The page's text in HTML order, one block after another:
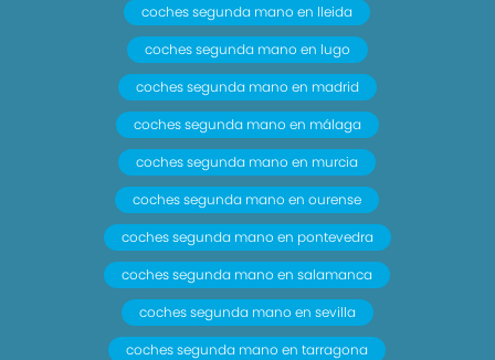
coches segunda mano en lleida
coches segunda mano en lugo
coches segunda mano en madrid
coches segunda mano en málaga
coches segunda mano en murcia
coches segunda mano en ourense
coches segunda mano en pontevedra
coches segunda mano en salamanca
coches segunda mano en sevilla
coches segunda mano en tarragona